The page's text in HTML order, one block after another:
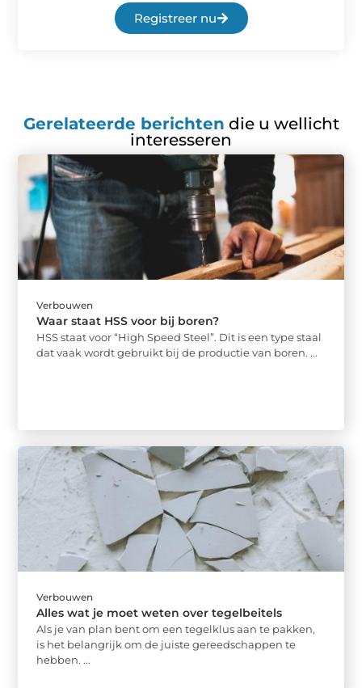
Registreer nu
Gerelateerde berichten die u wellicht
interesseren
Verbouwen
Waar staat HSS voor bij boren?
HSS staat voor “High Speed Steel”. Dit is een type staal
dat vaak wordt gebruikt bij de productie van boren. ...
Verbouwen
Alles wat je moet weten over tegelbeitels
Als je van plan bent om een tegelklus aan te pakken,
is het belangrijk om de juiste gereedschappen te
hebben. ...